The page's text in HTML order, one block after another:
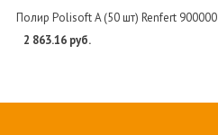
Полир Polisoft A (50 шт) Renfert 900000
2 863.16 руб.